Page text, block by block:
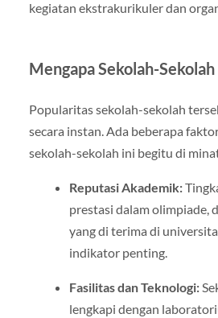
kegiatan ekstrakurikuler dan
Mengapa Sekolah-
Popularitas sekolah-sekolah
secara instan. Ada beberapa
sekolah-sekolah ini begitu di
Reputasi Akademik:
prestasi dalam olimpiade,
yang di terima di
indikator penting.
Fasilitas dan Teknologi:
lengkapi dengan